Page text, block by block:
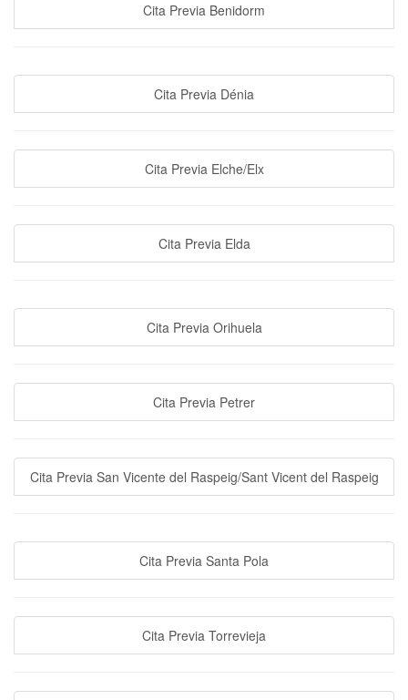
Cita Previa Benidorm
Cita Previa Dénia
Cita Previa Elche/Elx
Cita Previa Elda
Cita Previa Orihuela
Cita Previa Petrer
Cita Previa San Vicente del Raspeig/Sant Vicent del Raspeig
Cita Previa Santa Pola
Cita Previa Torrevieja